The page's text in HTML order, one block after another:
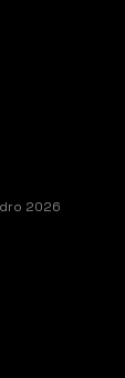
2026